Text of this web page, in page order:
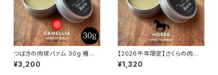
つばきの肉球バァム 30g 椿油
日本ミツバチ 肉球クリーム
¥3,200
【2026午年限定】さくらの肉球
バァム 10g 馬油 日本ミツバチ
肉球クリーム
¥1,320